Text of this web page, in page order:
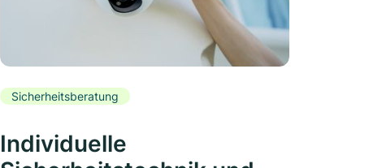
Sicherheitsberatung
Individuelle